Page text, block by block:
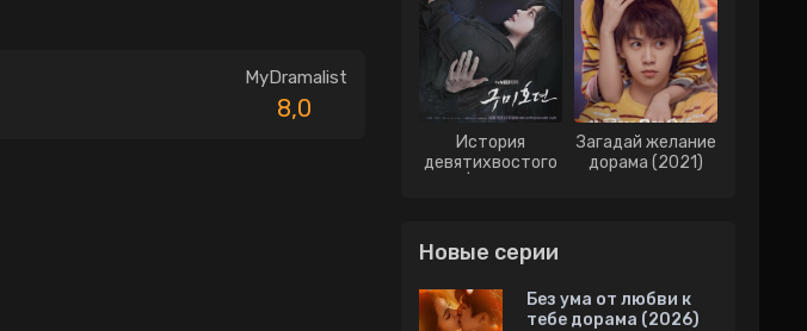
MyDramalist
8,0
История
девятихвостого
Загадай желание
дорама (2021)
Новые серии
Без ума от любви к
тебе дорама (2026)